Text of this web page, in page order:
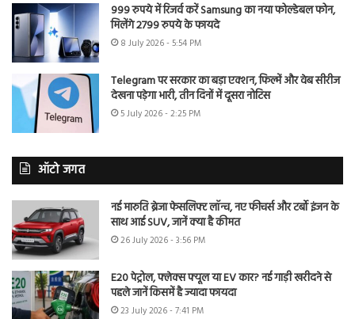
999 रुपये में रिजर्व करें Samsung का नया फोल्डेबल फोन,
मिलेंगे 2799 रुपये के फायदे
8 July 2026 - 5:54 PM
Telegram पर सरकार का बड़ा एक्शन, फिल्में और वेब सीरीज
देखना पड़ेगा भारी, तीन दिनों में दूसरा नोटिस
5 July 2026 - 2:25 PM
ऑटो जगत
नई मारुति ब्रेजा फेसलिफ्ट लॉन्च, नए फीचर्स और टर्बो इंजन के
साथ आई SUV, जानें क्या है कीमत
26 July 2026 - 3:56 PM
E20 पेट्रोल, फ्लेक्स फ्यूल या EV कार? नई गाड़ी खरीदने से
पहले जानें किसमें है ज्यादा फायदा
23 July 2026 - 7:41 PM